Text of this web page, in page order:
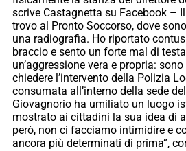
scrive Castagnetta su Facebook –
trovo al Pronto Soccorso, dove
una radiografia. Ho riportato
braccio e sento un forte mal di
un’aggressione vera e propria:
chiedere l’intervento della Polizia
consumata all’interno della sede
Giovagnorio ha umiliato un luogo
mostrato ai cittadini la sua idea di
però, non ci facciamo intimidire e
ancora più determinati di prima”,